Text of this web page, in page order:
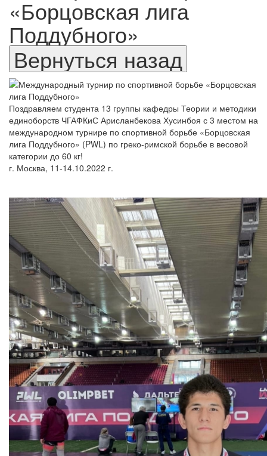
«Борцовская лига
Поддубного»
Поздравляем студента 13 группы кафедры Теории и методики
единоборств ЧГАФКиС Арисланбекова Хусинбоя с 3 местом на
международном турнире по спортивной борьбе «Борцовская
лига Поддубного» (PWL) по греко-римской борьбе в весовой
категории до 60 кг!
г. Москва, 11-14.10.2022 г.